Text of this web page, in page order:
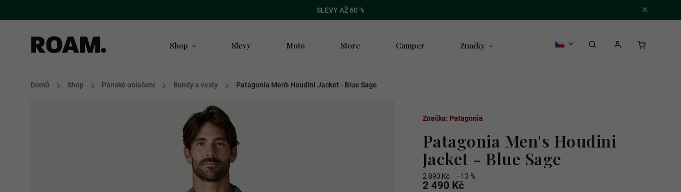
SLEVY AŽ 60 %
Shop Slevy Moto Store Camper Značky
Domů / Shop / Pánské oblečení / Bundy a vesty / Patagonia Men's Houdini Jacket - Blue Sage
Patagonia Men's Houdini
Jacket - Blue Sage
2 890 Kč –13 %
2 490 Kč
Značka: Patagonia